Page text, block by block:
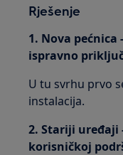
Rješenje
1. Nova
ispravno
U tu svrhu prvo
instalacija.
2. Stariji uređaji
korisničkoj